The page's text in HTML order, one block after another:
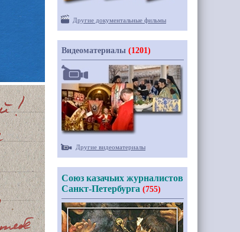
Другие документальные фильмы
Видеоматериалы (1201)
Другие видеоматериалы
Союз казачьих журналистов
Санкт-Петербурга (755)